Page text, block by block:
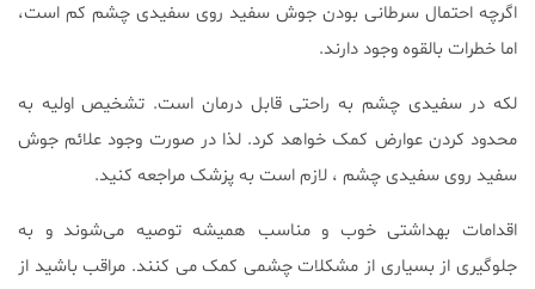
اگرچه احتمال سرطانی بودن جوش سفید روی سفیدی چشم کم است،
اما خطرات بالقوه وجود دارند.
لکه در سفیدی چشم به راحتی قابل درمان است. تشخیص اولیه به
محدود کردن عوارض کمک خواهد کرد. لذا در صورت وجود علائم جوش
سفید روی سفیدی چشم ، لازم است به پزشک مراجعه کنید.
اقدامات بهداشتی خوب و مناسب همیشه توصیه می‌شوند و به
جلوگیری از بسیاری از مشکلات چشمی کمک می کنند. مراقب باشید از